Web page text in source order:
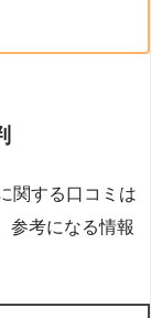
関する口コミは
参考になる情報